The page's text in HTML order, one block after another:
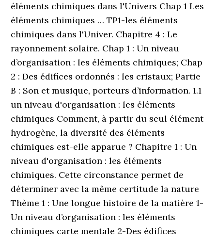
éléments chimiques dans l'Univers Chap 1 Les
éléments chimiques … TP1-les éléments
chimiques dans l'Univer. Chapitre 4 : Le
rayonnement solaire. Chap 1 : Un niveau
d’organisation : les éléments chimiques; Chap
2 : Des édifices ordonnés : les cristaux; Partie
B : Son et musique, porteurs d’information. 1.1
un niveau d'organisation : les éléments
chimiques Comment, à partir du seul élément
hydrogène, la diversité des éléments
chimiques est-elle apparue ? Chapitre 1 : Un
niveau d'organisation : les éléments
chimiques. Cette circonstance permet de
déterminer avec la même certitude la nature
Thème 1 : Une longue histoire de la matière 1-
Un niveau d’organisation : les éléments
chimiques carte mentale 2-Des édifices